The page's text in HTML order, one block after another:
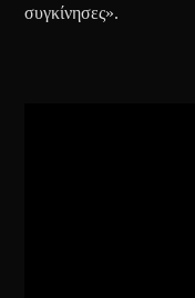
συγκίνησες».